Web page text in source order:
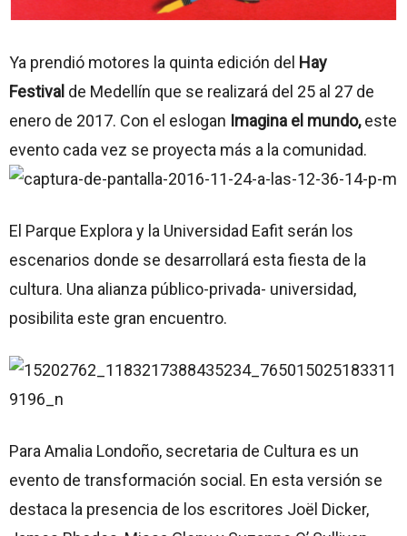
Ya prendió motores la quinta edición del Hay
Festival de Medellín que se realizará del 25 al 27 de
enero de 2017. Con el eslogan Imagina el mundo,este
evento cada vez se proyecta más a la comunidad.
El Parque Explora y la Universidad Eafit serán los
escenarios donde se desarrollará esta fiesta de la
cultura. Una alianza público-privada- universidad,
posibilita este gran encuentro.
Para Amalia Londoño, secretaria de Cultura es un
evento de transformación social. En esta versión se
destaca la presencia de los escritores Joël Dicker,